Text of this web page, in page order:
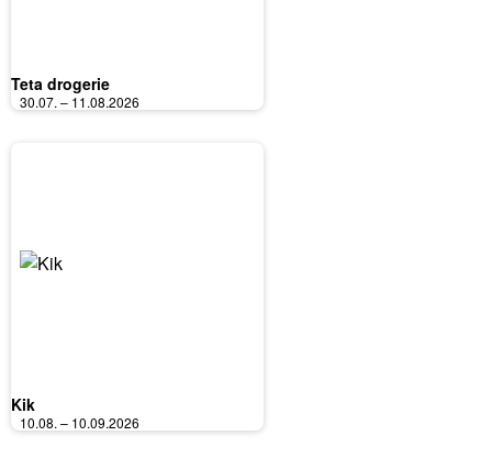
Teta drogerie
30.07. – 11.08.2026
Kik
10.08. – 10.09.2026